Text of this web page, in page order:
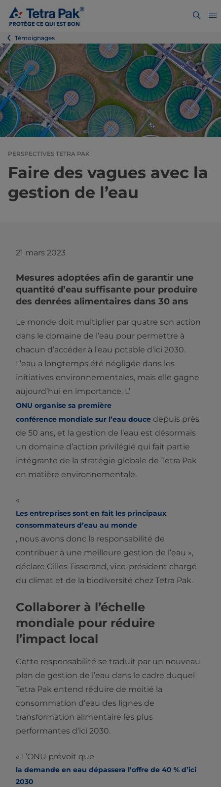
Témoignages
PERSPECTIVES TETRA PAK
Faire des vagues avec la
gestion de l’eau
21 mars 2023
Mesures adoptées afin de garantir une
quantité d’eau suffisante pour produire
des denrées alimentaires dans 30 ans
Le monde doit multiplier par quatre son action
dans le domaine de l’eau pour permettre à
chacun d’accéder à l’eau potable d’ici 2030.
L’eau a longtemps été négligée dans les
initiatives environnementales, mais elle gagne
aujourd’hui en importance. L’
ONU organise sa première
conférence mondiale sur l’eau douce depuis près
de 50 ans, et la gestion de l’eau est désormais
un domaine d’action privilégié qui fait partie
intégrante de la stratégie globale de Tetra Pak
en matière environnementale.
«
Les entreprises sont en fait les principaux
consommateurs d’eau au monde
, nous avons donc la responsabilité de
contribuer à une meilleure gestion de l’eau »,
déclare Gilles Tisserand, vice-président chargé
du climat et de la biodiversité chez Tetra Pak.
Collaborer à l’échelle
mondiale pour réduire
l’impact local
Cette responsabilité se traduit par un nouveau
plan de gestion de l’eau dans le cadre duquel
Tetra Pak entend réduire de moitié la
consommation d’eau des lignes de
transformation alimentaire les plus
performantes d’ici 2030.
« L’ONU prévoit que
la demande en eau dépassera l’offre de 40 % d’ici
2030